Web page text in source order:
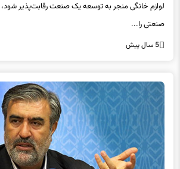
لوازم خانگی منجر به توسعه یک صنعت رقابت‌پذیر
صنعتی را...
5 سال پیش